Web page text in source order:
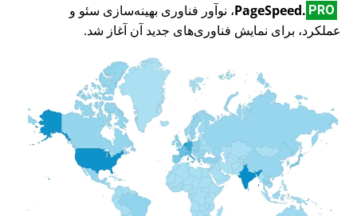
PageSpeed. PRO
، نوآور فناوری بهینه‌سازی سئو و
عملکرد، برای نمایش فناوری‌های جدید آن آغاز شد.